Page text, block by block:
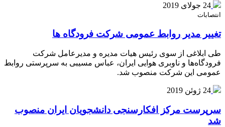
24 جولای 2019
انتصابات
تغییر مدیر روابط عمومی شرکت فرودگاه ها
طی ابلاغی از سوی رئیس هیات مدیره و مدیرعامل شرکت
فرودگاه‌ها و ناوبری هوایی ایران، عباس مسیبی به سرپرستی روابط
عمومی این شرکت منصوب شد.
24 ژوئن 2019
سرپرست مرکز افکارسنجی دانشجویان ایران منصوب
شد